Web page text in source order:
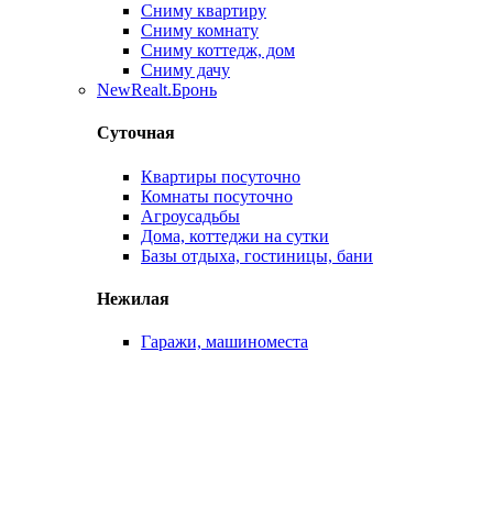
Сниму квартиру
Сниму комнату
Сниму коттедж, дом
Сниму дачу
NewRealt.Бронь
Суточная
Квартиры посуточно
Комнаты посуточно
Агроусадьбы
Дома, коттеджи на сутки
Базы отдыха, гостиницы, бани
Нежилая
Гаражи, машиноместа